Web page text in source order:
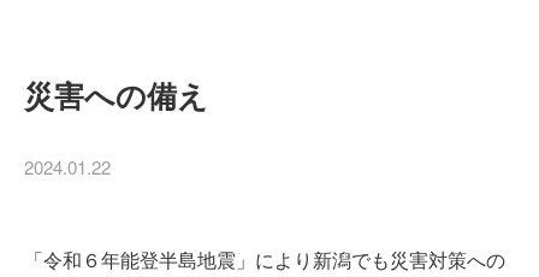
災害への備え
2024.01.22
「令和６年能登半島地震」により新潟でも災害対策への